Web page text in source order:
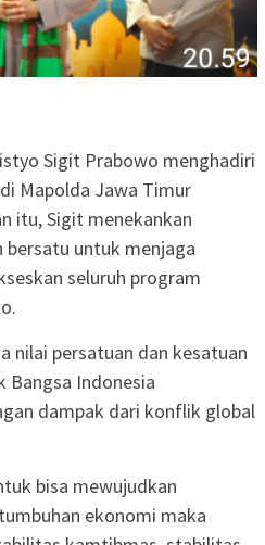
Sigit Prabowo menghadiri
Mapolda Jawa Timur
itu, Sigit menekankan
bersatu untuk menjaga
seluruh program
nilai persatuan dan kesatuan
Bangsa Indonesia
dampak dari konflik global
bisa mewujudkan
ekonomi maka